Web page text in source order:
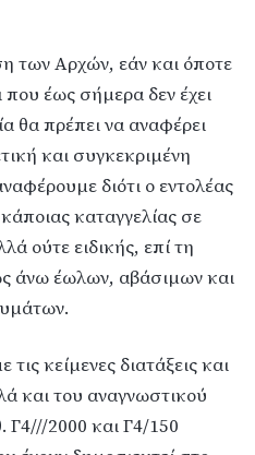
των Αρχών, εάν και όποτε
που έως σήμερα δεν έχει
θα πρέπει να αναφέρει
και συγκεκριμένη
διότι ο εντολέας
καταγγελίας σε
ούτε ειδικής, επί τη
άνω έωλων, αβάσιμων και
κείμενες διατάξεις και
και του αναγνωστικού
Γ4///2000 και Γ4/150